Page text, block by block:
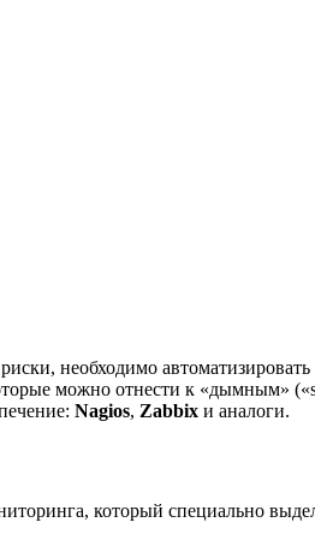
необходимо
можно отнести к «дымным»
Nagios, Zabbix и аналоги.
который специально